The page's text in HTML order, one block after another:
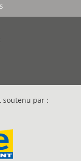
soutenu par :